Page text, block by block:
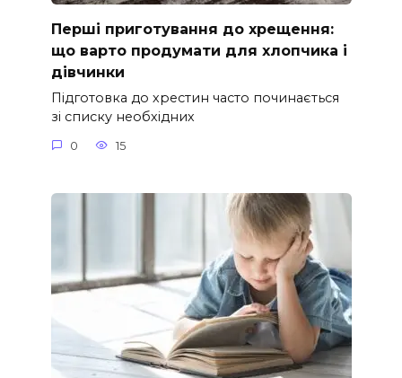
Перші приготування до хрещення:
що варто продумати для хлопчика і
дівчинки
Підготовка до хрестин часто починається
зі списку необхідних
0 15